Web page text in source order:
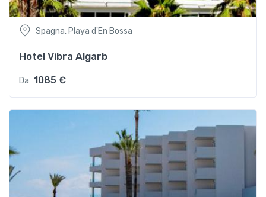
Spagna, Playa d'En Bossa
Hotel Vibra Algarb
Da 1085 €